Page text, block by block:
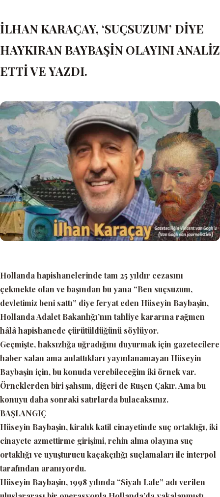
İLHAN KARAÇAY, ‘SUÇSUZUM’ DİYE
HAYKIRAN BAYBAŞİN OLAYINI ANALİZ
ETTİ VE YAZDI.
Hollanda hapishanelerinde tam 25 yıldır cezasını
çekmekte olan ve başından bu yana “Ben suçsuzum,
devletimiz beni sattı” diye feryat eden Hüseyin Baybaşin,
Hollanda Adalet Bakanlığı’nın tahliye kararına rağmen
hâlâ hapishanede çürütüldüğünü söylüyor.
Geçmişte, haksızlığa uğradığını duyurmak için gazetecilere
haber salan ama anlattıkları yayınlanamayan Hüseyin
Baybaşin için, bu konuda verebileceğim iki örnek var.
Örneklerden biri şahsım, diğeri de Ruşen Çakır. Ama bu
konuyu daha sonraki satırlarda bulacaksınız.
BAŞLANGIÇ
Hüseyin Baybaşin, kiralık katil cinayetinde suç ortaklığı, iki
cinayete azmettirme girişimi, rehin alma olayına suç
ortaklığı ve uyuşturucu kaçakçılığı suçlamaları ile interpol
tarafından aranıyordu.
Hüseyin Baybaşin, 1998 yılında “Siyah Lale” adı verilen